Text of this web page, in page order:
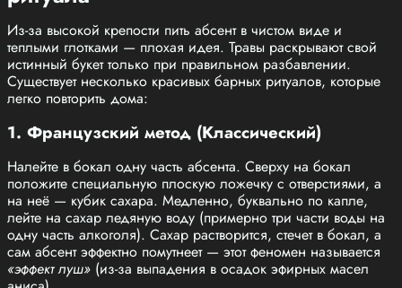
Из-за высокой крепости пить абсент в чистом виде и
теплыми глотками — плохая идея. Травы раскрывают свой
истинный букет только при правильном разбавлении.
Существует несколько красивых барных ритуалов, которые
легко повторить дома:
1. Французский метод (Классический)
Налейте в бокал одну часть абсента. Сверху на бокал
положите специальную плоскую ложечку с отверстиями, а
на неё — кубик сахара. Медленно, буквально по капле,
лейте на сахар ледяную воду (примерно три части воды на
одну часть алкоголя). Сахар растворится, стечет в бокал, а
сам абсент эффектно помутнеет — этот феномен называется
«эффект луш» (из-за выпадения в осадок эфирных масел